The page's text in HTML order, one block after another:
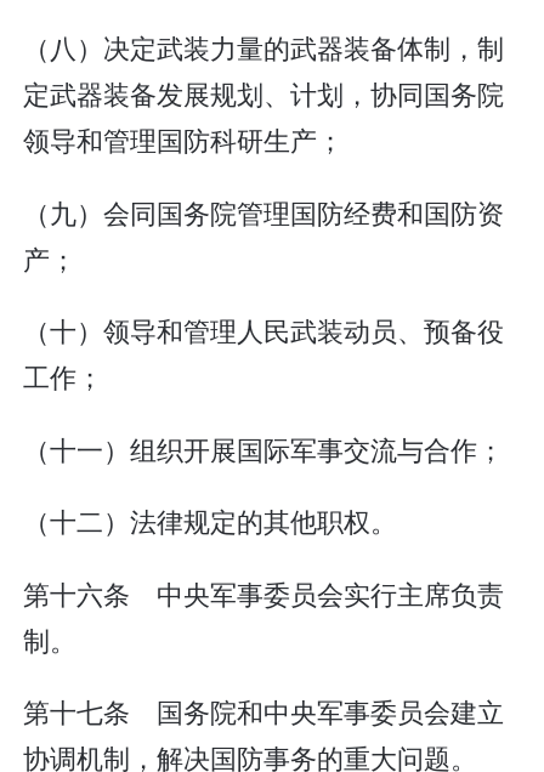
（八）决定武装力量的武器装备体制，制
定武器装备发展规划、计划，协同国务院
领导和管理国防科研生产；
（九）会同国务院管理国防经费和国防资
产；
（十）领导和管理人民武装动员、预备役
工作；
（十一）组织开展国际军事交流与合作；
（十二）法律规定的其他职权。
第十六条 中央军事委员会实行主席负责
制。
第十七条 国务院和中央军事委员会建立
协调机制，解决国防事务的重大问题。